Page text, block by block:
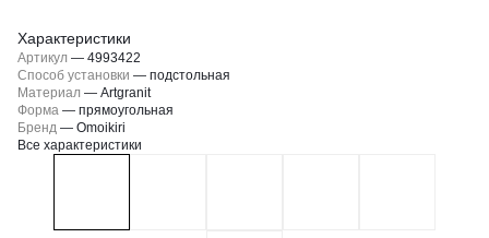
Характеристики
Артикул — 4993422
Способ установки — подстольная
Материал — Artgranit
Форма — прямоугольная
Бренд — Omoikiri
Все характеристики